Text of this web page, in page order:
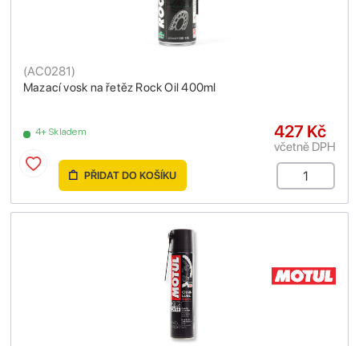
Mazací vosk na řetěz Rock Oil 400ml
(AC0281)
4+ Skladem 427 Kč
včetně DPH
PŘIDAT DO KOŠÍKU